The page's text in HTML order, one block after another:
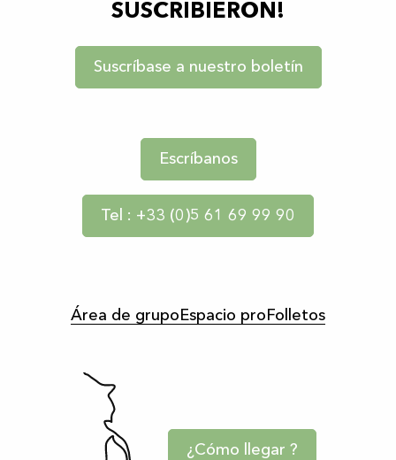
SUSCRIBIERON!
Suscríbase a nuestro boletín
Escríbanos
Tel : +33 (0)5 61 69 99 90
Área de grupo Espacio pro Folletos
¿Cómo llegar ?